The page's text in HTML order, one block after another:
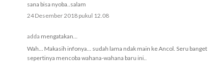
sana bisa nyoba..salam
24 Desember 2018 pukul 12.08
adda mengatakan...
Wah... Makasih infonya... sudah lama ndak main ke Ancol. Seru banget
sepertinya mencoba wahana-wahana baru ini..